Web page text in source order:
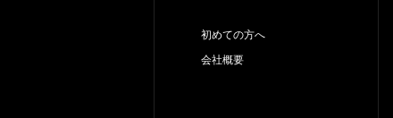
初めての方へ
会社概要